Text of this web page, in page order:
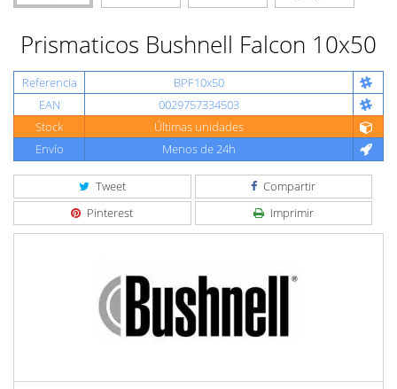
Prismaticos Bushnell Falcon 10x50
Referencia
BPF10x50
EAN
0029757334503
Stock
Últimas unidades
Envío
Menos de 24h
Tweet
Compartir
Pinterest
Imprimir